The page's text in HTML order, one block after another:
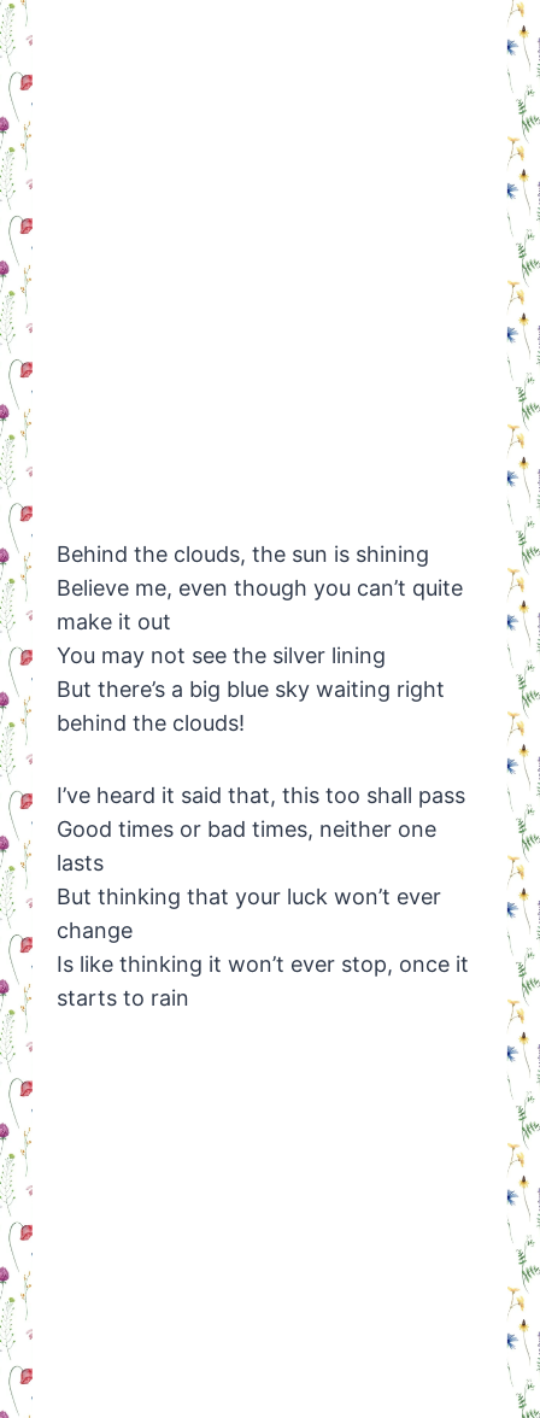
Behind the clouds, the sun is shining
Believe me, even though you can’t quite
make it out
You may not see the silver lining
But there’s a big blue sky waiting right
behind the clouds!
I’ve heard it said that, this too shall pass
Good times or bad times, neither one
lasts
But thinking that your luck won’t ever
change
Is like thinking it won’t ever stop, once it
starts to rain